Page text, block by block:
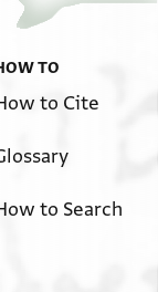
היו
צרה ודוחק
יעזרכם
מלבישם [
והיה עשה
TO
to Cite
to Search